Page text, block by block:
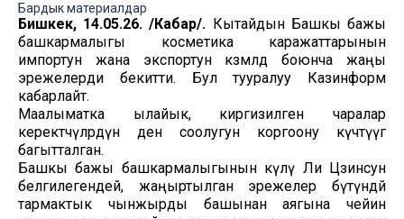
Бардык материалдар
Бишкек, 14.05.26. /Кабар/. Кытайдын Башкы бажы
башкармалыгы косметика каражаттарынын
импортун жана экспортун көзөмөлдөө боюнча жаңы
эрежелерди бекитти. Бул тууралуу Казинформ
кабарлайт.
Маалыматка ылайык, киргизилген чаралар
керектөөчүлөрдүн ден соолугун коргоону күчөтүүгө
багытталган.
Башкы бажы башкармалыгынын өкүлү Ли Цзинсун
белгилегендей, жаңыртылган эрежелер бүтүндөй
тармактык чынжырды башынан аягына чейин